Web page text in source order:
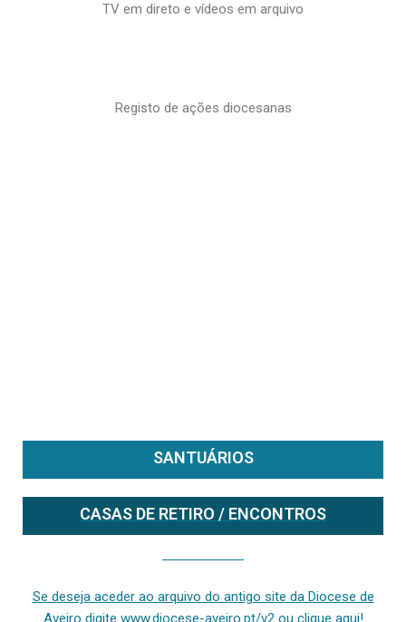
TV em direto e vídeos em arquivo
Registo de ações diocesanas
SANTUÁRIOS
CASAS DE RETIRO / ENCONTROS
Se deseja aceder ao arquivo do antigo site da Diocese de
Aveiro digite www.diocese-aveiro.pt/v2 ou clique aqui!